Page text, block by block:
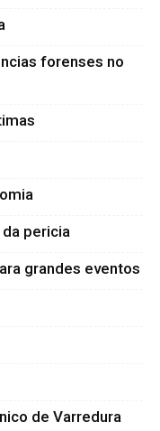
forenses no
da pericia
grandes eventos
de Varredura